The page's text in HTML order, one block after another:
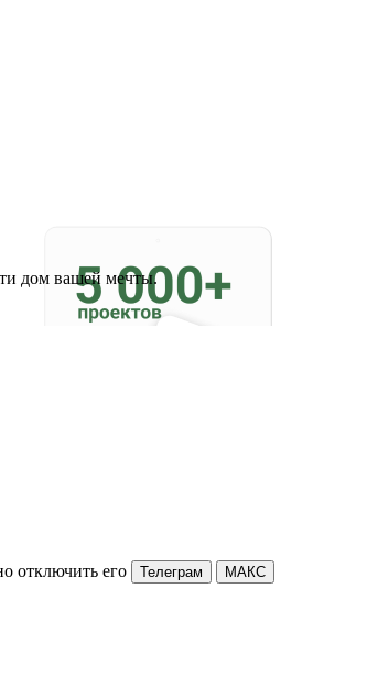
дом вашей мечты.
отключить его Телеграм МАКС